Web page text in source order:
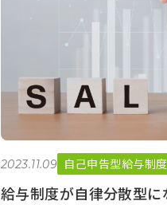
2023.11.09 自己申告型給与制度
給与制度が自律分散型